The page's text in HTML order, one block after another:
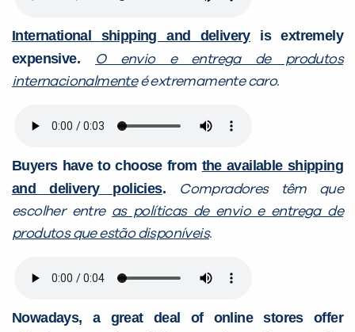
International shipping and deliveryis extremely
expensive.
O envio e entrega de produtos
internacionalmenteé extremamente caro.
Buyers have to choose from the available shipping
and deliverypolicies.
Compradores têm que
escolher entre as políticas de envio e entregade
produtos que estão disponíveis.
Nowadays, a great deal of online stores offer